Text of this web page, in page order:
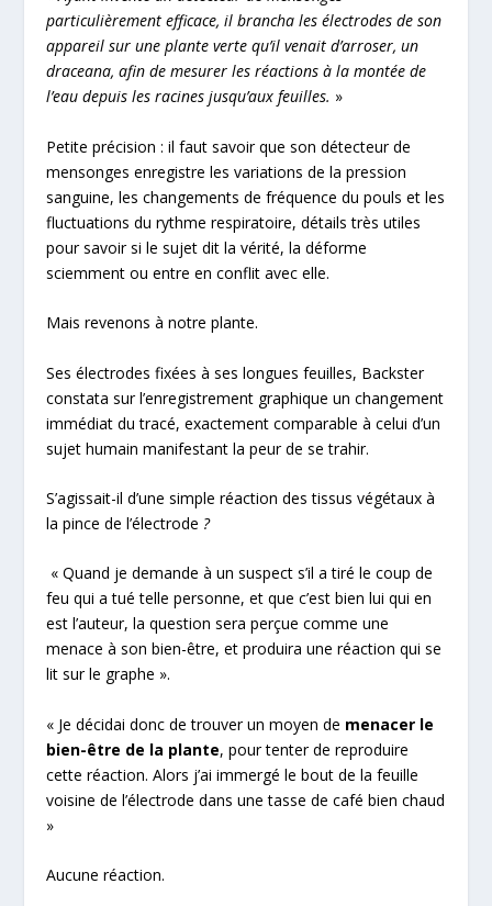
particulièrement efficace, il brancha les électrodes de son
appareil sur une plante verte qu’il venait d’arroser, un
draceana, afin de mesurer les réactions à la montée de
l’eau depuisles racines jusqu’aux feuilles. »
Petite précision : il faut savoir que son détecteur de
mensonges enregistre les variations de la pression
sanguine, les changements de fréquence du pouls et les
fluctuations du rythme respiratoire, détails très utiles
pour savoir si le sujet dit la vérité, la déforme
sciemment ou entre en conflit avec elle.
Mais revenons à notre plante.
Ses électrodes fixées à ses longues feuilles, Backster
constata sur l’enregistrement graphique un changement
immédiat du tracé, exactement comparable à celui d’un
sujet humain manifestant la peur de se trahir.
S’agissait-il d’une simple réaction des tissus végétaux à
la pince de l’électrode ?
« Quand je demande à un suspect s’il a tiré le coup de
feu qui a tué telle personne, et que c’est bien lui qui en
est l’auteur, la question sera perçue comme une
menace à son bien-être, et produira une réaction qui se
lit sur le graphe ».
« Je décidai donc de trouver un moyen de menacer le
bien-être de la plante, pour tenter de reproduire
cette réaction. Alors j’ai immergé le bout de la feuille
voisine de l’électrode dans une tasse de café bien chaud
»
Aucune réaction.